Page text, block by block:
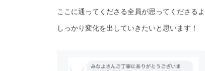
ここに通ってくださる全員が思ってくださる
しっかり変化を出していきたいと思います！